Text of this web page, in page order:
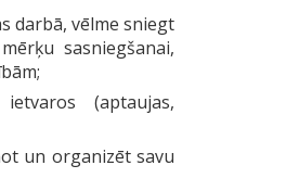
darbā, vēlme sniegt
sasniegšanai,
(aptaujas,
un organizēt savu